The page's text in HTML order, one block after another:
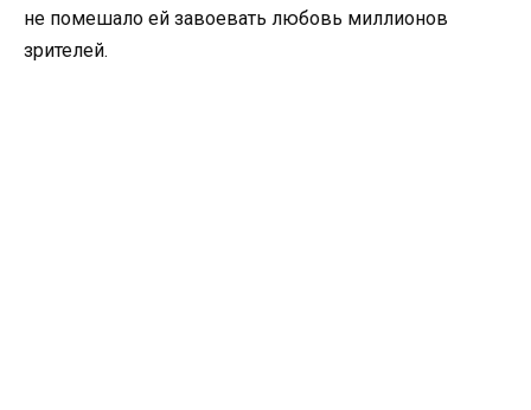
не помешало ей завоевать любовь миллионов
зрителей.